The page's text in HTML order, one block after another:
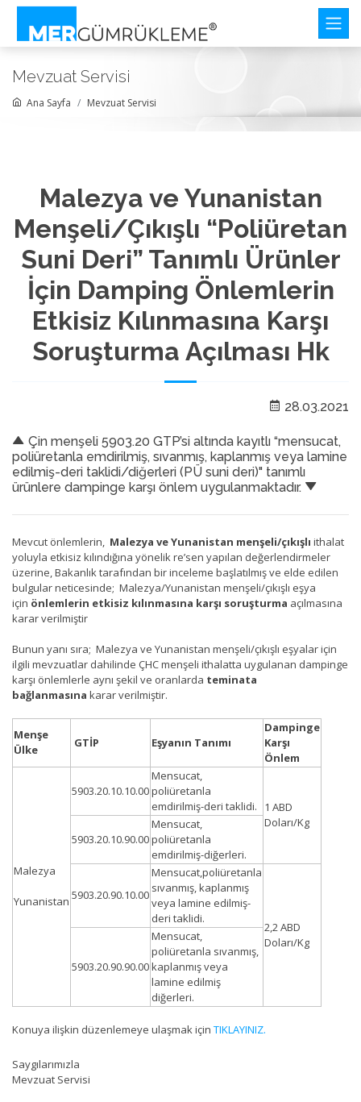
Mevzuat Servisi
Ana Sayfa Mevzuat Servisi
Malezya ve Yunanistan
Menşeli/Çıkışlı “Poliüretan
Suni Deri” Tanımlı Ürünler
İçin Damping Önlemlerin
Etkisiz Kılınmasına Karşı
Soruşturma Açılması Hk
28.03.2021
Çin menşeli 5903.20 GTP’si altında kayıtlı “mensucat,
poliüretanla emdirilmiş, sıvanmış, kaplanmış veya lamine
edilmiş-deri taklidi/diğerleri (PÜ suni deri)" tanımlı
ürünlere dampinge karşı önlem uygulanmaktadır.
Mevcut önlemlerin, Malezya ve Yunanistan menşeli/çıkışlı ithalat
yoluyla etkisiz kılındığına yönelik re’sen yapılan değerlendirmeler
üzerine, Bakanlık tarafından bir inceleme başlatılmış ve elde edilen
bulgular neticesinde; Malezya/Yunanistan menşeli/çıkışlı eşya
için önlemlerin etkisiz kılınmasına karşı soruşturma açılmasına
karar verilmiştir
Bunun yanı sıra; Malezya ve Yunanistan menşeli/çıkışlı eşyalar için
ilgili mevzuatlar dahilinde ÇHC menşeli ithalatta uygulanan dampinge
karşı önlemlerle aynı şekil ve oranlarda teminata
bağlanmasına karar verilmiştir.
Menşe
Ülke
GTİP Eşyanın Tanımı
Dampinge
Karşı
Önlem
Malezya
Yunanistan
5903.20.10.10.00
Mensucat,
poliüretanla
emdirilmiş-deri taklidi.
1 ABD
Doları/Kg
5903.20.10.90.00
Mensucat,
poliüretanla
emdirilmiş-diğerleri.
5903.20.90.10.00
Mensucat,poliüretanla
sıvanmış, kaplanmış
veya lamine edilmiş-
deri taklidi.
2,2 ABD
Doları/Kg
5903.20.90.90.00
Mensucat,
poliüretanla sıvanmış,
kaplanmış veya
lamine edilmiş
diğerleri.
Konuya ilişkin düzenlemeye ulaşmak için TIKLAYINIZ.
Saygılarımızla
Mevzuat Servisi